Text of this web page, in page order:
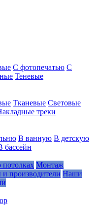
С фотопечатью С
Теневые
Тканевые Световые
треки
В ванную В детскую
бассейн
потолках Монтаж
производители Наши